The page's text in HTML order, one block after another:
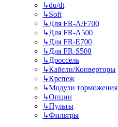
↳du/dt
↳Soft
↳Для FR-A/F700
↳Для FR-A500
↳Для FR-E700
↳Для FR-S500
↳Дроссель
↳Кабели/Конверторы
↳Крепеж
↳Модули торможения
↳Опции
↳Пульты
↳Фильтры